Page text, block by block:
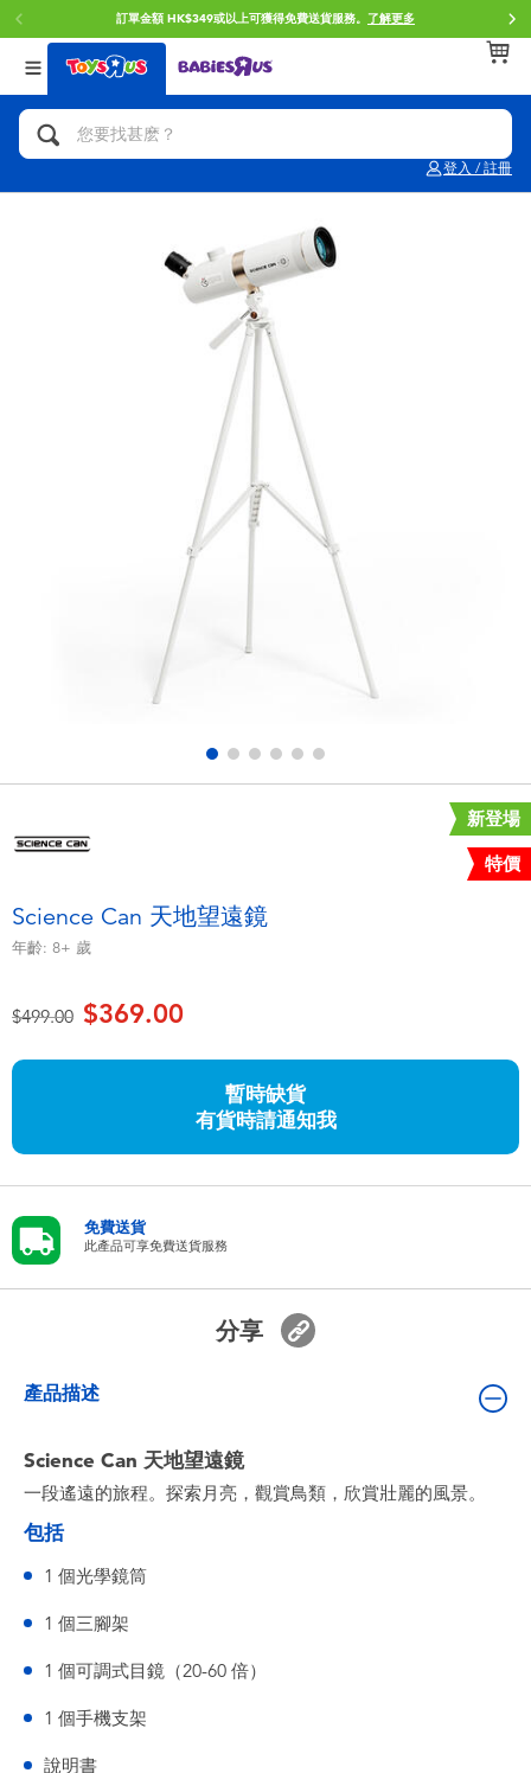
訂單金額 HK$349或以上可獲得免費送貨服務。 了解更多
登入 / 註冊
返回
分類目錄
人氣英雄,角色扮演,射擊玩具
拼砌組合及樂高LEGO
玩具車,貨車,火車及遙控系列
手工藝,文具,蠟筆,泥膠,畫板
娃娃, 芭比,收藏公仔
遊戲及拼圖系列
益智學習玩具
戶外及運動用品
毛毛公仔玩具
夏日用品
電池
盲盒
返回
品牌
Brunch Brother 早午餐兄弟
Spider-Man蜘蛛俠
Pokemon寶可夢
LeapFrog跳跳蛙
返回
年齢
0~2歳
新登場
特價
Science Can 天地望遠鏡
年齡: 8+ 歲
價格從
$499.00至$369.00
暫時缺貨
有貨時請通知我
免費送貨
此產品可享免費送貨服務
分享
產品描述
Science Can 天地望遠鏡
一段遙遠的旅程。探索月亮，觀賞鳥類，欣賞壯麗的風景。
包括
1 個光學鏡筒
1 個三腳架
1 個可調式目鏡（20-60 倍）
1 個手機支架
說明書